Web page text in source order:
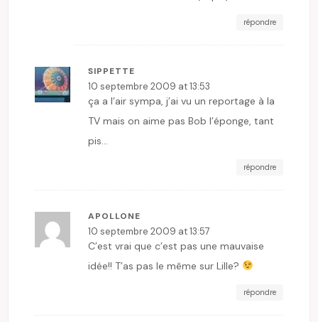
répondre
SIPPETTE
10 septembre 2009 at 13:53
ça a l’air sympa, j’ai vu un reportage à la
TV mais on aime pas Bob l’éponge, tant
pis…
répondre
APOLLONE
10 septembre 2009 at 13:57
C’est vrai que c’est pas une mauvaise
idée!! T’as pas le même sur Lille?
répondre